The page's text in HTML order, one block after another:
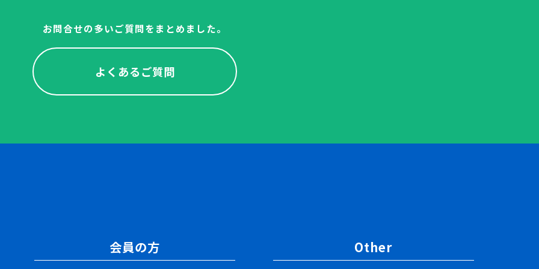
お問合せの多いご質問をまとめました。
よくあるご質問
会員の方 Other